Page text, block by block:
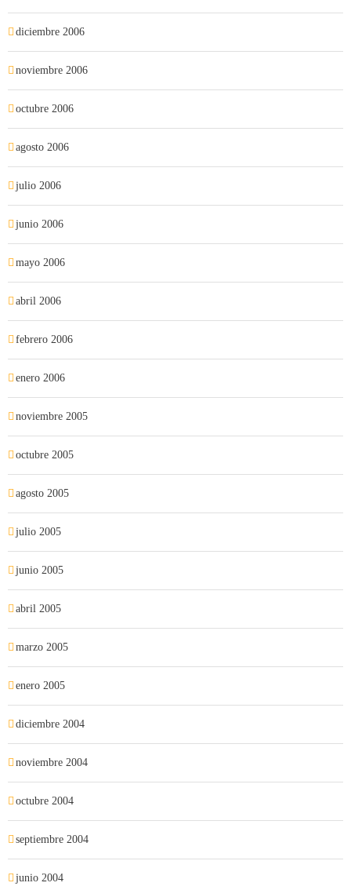
diciembre 2006
noviembre 2006
octubre 2006
agosto 2006
julio 2006
junio 2006
mayo 2006
abril 2006
febrero 2006
enero 2006
noviembre 2005
octubre 2005
agosto 2005
julio 2005
junio 2005
abril 2005
marzo 2005
enero 2005
diciembre 2004
noviembre 2004
octubre 2004
septiembre 2004
junio 2004